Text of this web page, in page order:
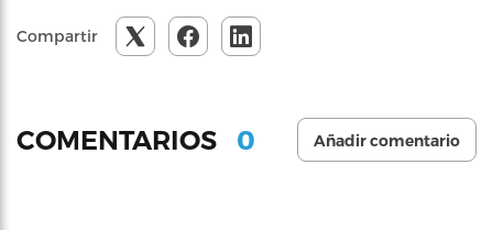
Compartir
COMENTARIOS 0 Añadir comentario